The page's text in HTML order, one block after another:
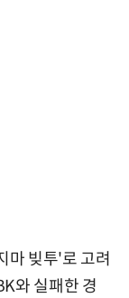
마 빚투'로 고려
와 실패한 경